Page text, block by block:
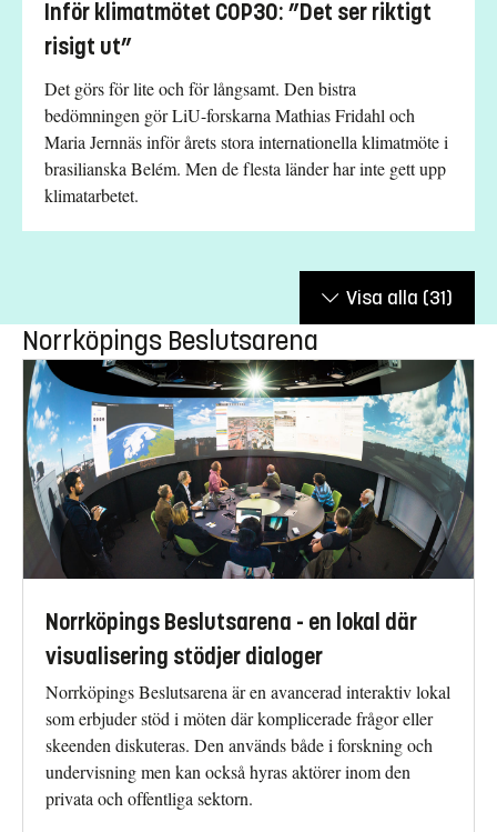
Inför klimatmötet COP30: ”Det ser riktigt
risigt ut”
Det görs för lite och för långsamt. Den bistra
bedömningen gör LiU-forskarna Mathias Fridahl och
Maria Jernnäs inför årets stora internationella klimatmöte i
brasilianska Belém. Men de flesta länder har inte gett upp
klimatarbetet.
Visa alla (31)
Norrköpings Beslutsarena
Norrköpings Beslutsarena - en lokal där
visualisering stödjer dialoger
Norrköpings Beslutsarena är en avancerad interaktiv lokal
som erbjuder stöd i möten där komplicerade frågor eller
skeenden diskuteras. Den används både i forskning och
undervisning men kan också hyras aktörer inom den
privata och offentliga sektorn.